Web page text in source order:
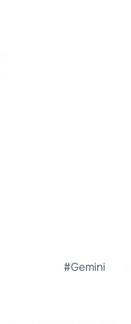
#Gemini